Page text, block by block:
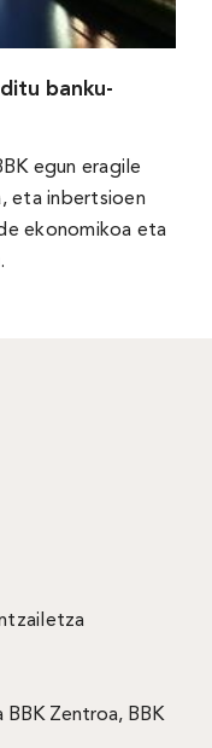
banku-
egun eragile
eta inbertsioen
ekonomikoa eta
BBK Zentroa, BBK